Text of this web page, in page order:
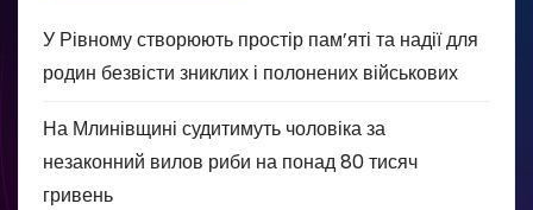
У Рівному створюють простір пам’яті та надії для
родин безвісти зниклих і полонених військових
На Млинівщині судитимуть чоловіка за
незаконний вилов риби на понад 80 тисяч
гривень